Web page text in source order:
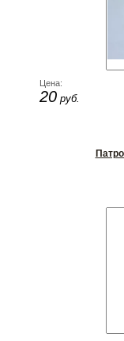
Цена:
20 руб.